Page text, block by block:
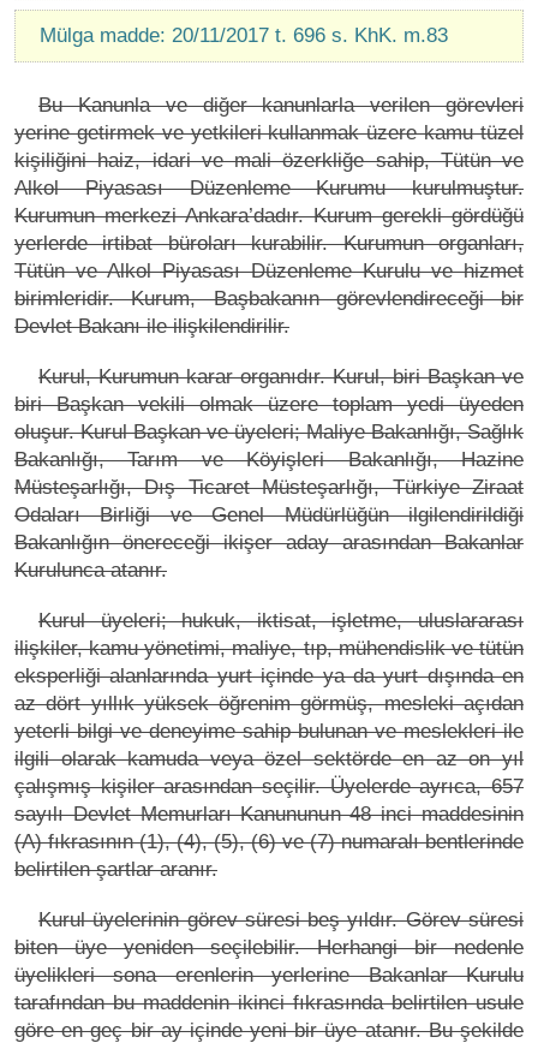
Mülga madde: 20/11/2017 t. 696 s. KhK. m.83
Bu Kanunla ve diğer kanunlarla verilen görevleri
yerine getirmek ve yetkileri kullanmak üzere kamu tüzel
kişiliğini haiz, idari ve mali özerkliğe sahip, Tütün ve
Alkol Piyasası Düzenleme Kurumu kurulmuştur.
Kurumun merkezi Ankara’dadır. Kurum gerekli gördüğü
yerlerde irtibat büroları kurabilir. Kurumun organları,
Tütün ve Alkol Piyasası Düzenleme Kurulu ve hizmet
birimleridir. Kurum, Başbakanın görevlendireceği bir
Devlet Bakanı ile ilişkilendirilir.
Kurul, Kurumun karar organıdır. Kurul, biri Başkan ve
biri Başkan vekili olmak üzere toplam yedi üyeden
oluşur. Kurul Başkan ve üyeleri; Maliye Bakanlığı, Sağlık
Bakanlığı, Tarım ve Köyişleri Bakanlığı, Hazine
Müsteşarlığı, Dış Ticaret Müsteşarlığı, Türkiye Ziraat
Odaları Birliği ve Genel Müdürlüğün ilgilendirildiği
Bakanlığın önereceği ikişer aday arasından Bakanlar
Kurulunca atanır.
Kurul üyeleri; hukuk, iktisat, işletme, uluslararası
ilişkiler, kamu yönetimi, maliye, tıp, mühendislik ve tütün
eksperliği alanlarında yurt içinde ya da yurt dışında en
az dört yıllık yüksek öğrenim görmüş, mesleki açıdan
yeterli bilgi ve deneyime sahip bulunan ve meslekleri ile
ilgili olarak kamuda veya özel sektörde en az on yıl
çalışmış kişiler arasından seçilir. Üyelerde ayrıca, 657
sayılı Devlet Memurları Kanununun 48 inci maddesinin
(A) fıkrasının (1), (4), (5), (6) ve (7) numaralı bentlerinde
belirtilen şartlar aranır.
Kurul üyelerinin görev süresi beş yıldır. Görev süresi
biten üye yeniden seçilebilir. Herhangi bir nedenle
üyelikleri sona erenlerin yerlerine Bakanlar Kurulu
tarafından bu maddenin ikinci fıkrasında belirtilen usule
göre en geç bir ay içinde yeni bir üye atanır. Bu şekilde